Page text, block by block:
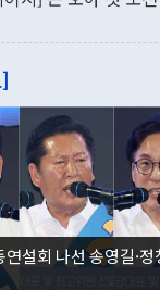
설회 나선 송영길·정